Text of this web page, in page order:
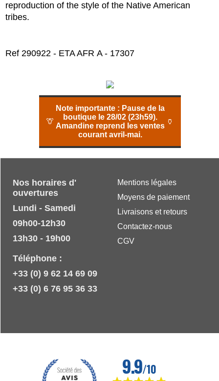
reproduction of the style of the Native American
tribes.
Ref 290922 - ETA AFR A - 17307
🦒
Note importante : Pause de la
boutique le 28/02 (23h59).
Amandine reprend les ventes
courant avril-mai.
🏺
Mentions légales
Moyens de paiement
Livraisons et retours
Contactez-nous
CGV
Nos horaires d'
ouvertures
Lundi - Samedi
09h00-12h30
13h30 - 19h00
Téléphone :
+33 (0) 9 62 14 69 09
+33 (0) 6 76 95 36 33